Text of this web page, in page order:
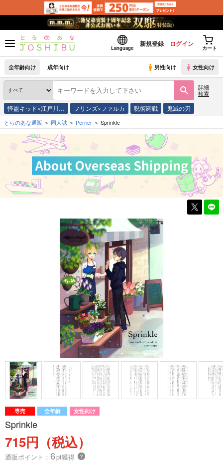
Language
新規登録 ログイン
カート
全年齢向け 成年向け 男性向け 女性向け
詳細
検索
怪盗キッド×江戸川… フリンズ×ファルカ 呪術廻戦 鬼滅の刃
とらのあな通販 同人誌 Perrier Sprinkle
専売 全年齢 女性向け
Sprinkle
715円（税込）
通販ポイント： 6pt獲得 ？